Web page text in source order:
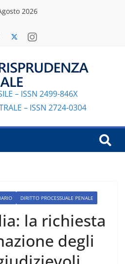
2026
– ISSN 2499-846X
– ISSN 2724-0304
DIRITTO PROCESSUALE PENALE
la richiesta
degli